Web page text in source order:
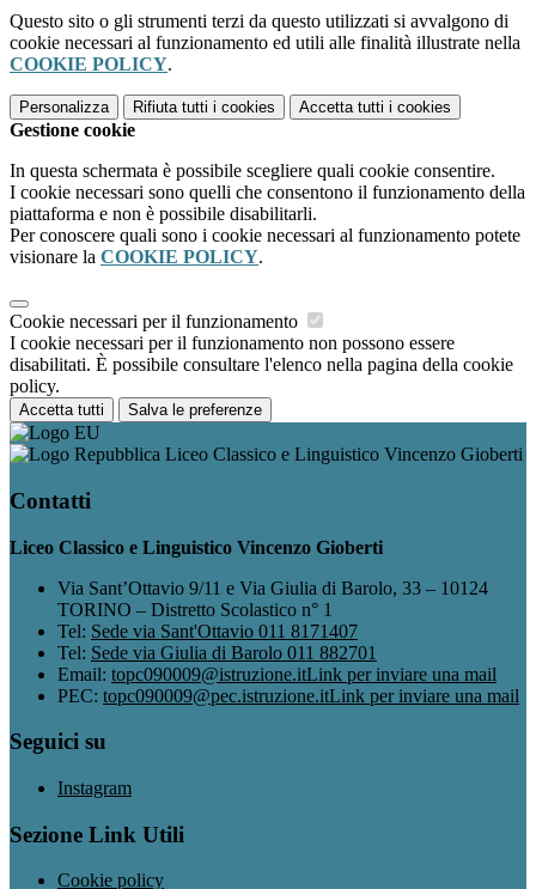
Questo sito o gli strumenti terzi da questo utilizzati si avvalgono di
cookie necessari al funzionamento ed utili alle finalità illustrate nella
COOKIE POLICY.
Personalizza Rifiuta tutti i cookies Accetta tutti i cookies
Gestione cookie
In questa schermata è possibile scegliere quali cookie consentire.
I cookie necessari sono quelli che consentono il funzionamento della
piattaforma e non è possibile disabilitarli.
Per conoscere quali sono i cookie necessari al funzionamento potete
visionare la COOKIE POLICY.
Cookie necessari per il funzionamento
I cookie necessari per il funzionamento non possono essere
disabilitati. È possibile consultare l'elenco nella pagina della cookie
policy.
Accetta tutti Salva le preferenze
Liceo Classico e Linguistico Vincenzo Gioberti
Contatti
Liceo Classico e Linguistico Vincenzo Gioberti
Via Sant’Ottavio 9/11 e Via Giulia di Barolo, 33 – 10124
TORINO – Distretto Scolastico n° 1
Tel: Sede via Sant'Ottavio 011 8171407
Tel: Sede via Giulia di Barolo 011 882701
Email: topc090009@istruzione.itLink per inviare una mail
PEC: topc090009@pec.istruzione.itLink per inviare una mail
Seguici su
Instagram
Sezione Link Utili
Cookie policy